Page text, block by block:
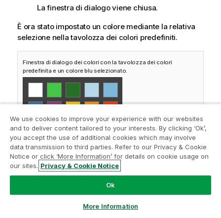
La finestra di dialogo viene chiusa.
È ora stato impostato un colore mediante la relativa
selezione nella tavolozza dei colori predefiniti.
Finestra di dialogo dei colori con la tavolozza dei colori
predefinita e un colore blu selezionato.
We use cookies to improve your experience with our websites
and to deliver content tailored to your interests. By clicking ‘Ok’,
you accept the use of additional cookies which may involve
data transmission to third parties. Refer to our Privacy & Cookie
Notice or click ‘More Information’ for details on cookie usage on
our sites. Privacy & Cookie Notice
Ok
More Information